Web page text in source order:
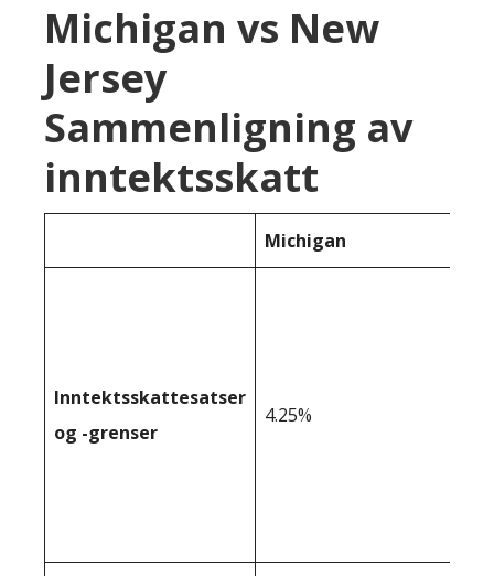
Michigan vs New
Jersey
Sammenligning av
inntektsskatt
Michigan
Inntektsskattesatser
og -grenser
4.25%